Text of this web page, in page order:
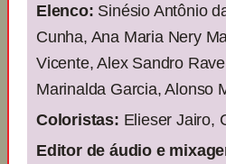
Elenco: Sinésio Antônio
Cunha, Ana Maria Nery
Vicente, Alex Sandro
Marinalda Garcia, Alonso
Coloristas: Elieser Jairo,
Editor de áudio e